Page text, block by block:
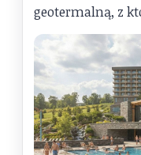
geotermalną, z